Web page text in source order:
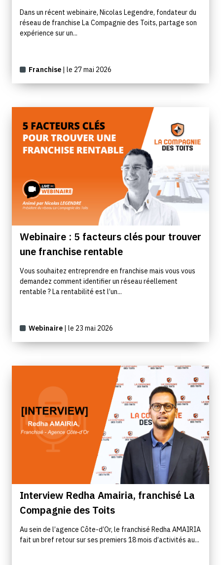
Dans un récent webinaire, Nicolas Legendre, fondateur du
réseau de franchise La Compagnie des Toits, partage son
expérience sur un...
Franchise | le 27 mai 2026
Webinaire : 5 facteurs clés pour trouver
une franchise rentable
Vous souhaitez entreprendre en franchise mais vous vous
demandez comment identifier un réseau réellement
rentable ? La rentabilité est l’un...
Webinaire | le 23 mai 2026
Interview Redha Amairia, franchisé La
Compagnie des Toits
Au sein de l’agence Côte-d’Or, le franchisé Redha AMAIRIA
fait un bref retour sur ses premiers 18 mois d’activités au...